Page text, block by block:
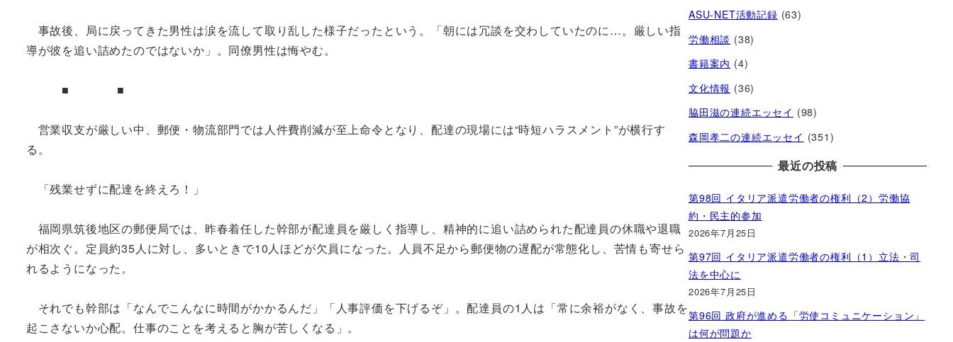
事故後、局に戻ってきた男性は涙を流して取り乱した様子だったという。「朝には冗談を交わしていたのに…。厳しい指
導が彼を追い詰めたのではないか」。同僚男性は悔やむ。
■ ■
営業収支が厳しい中、郵便・物流部門では人件費削減が至上命令となり、配達の現場には“時短ハラスメント”が横行す
る。
「残業せずに配達を終えろ！」
福岡県筑後地区の郵便局では、昨春着任した幹部が配達員を厳しく指導し、精神的に追い詰められた配達員の休職や退職
が相次ぐ。定員約35人に対し、多いときで10人ほどが欠員になった。人員不足から郵便物の遅配が常態化し、苦情も寄せら
れるようになった。
それでも幹部は「なんでこんなに時間がかかるんだ」「人事評価を下げるぞ」。配達員の1人は「常に余裕がなく、事故を
起こさないか心配。仕事のことを考えると胸が苦しくなる」。
ASU-NET活動記録 (63)
労働相談 (38)
書籍案内 (4)
文化情報 (36)
脇田滋の連続エッセイ (98)
森岡孝二の連続エッセイ (351)
最近の投稿
第98回 イタリア派遣労働者の権利（2）労働協
約・民主的参加
2026年7月25日
第97回 イタリア派遣労働者の権利（1）立法・司
法を中心に
2026年7月25日
第96回 政府が進める「労使コミュニケーション」
は何が問題か